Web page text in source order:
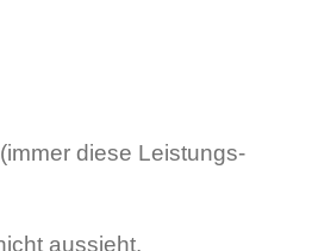
diese Leistungs-
aussieht.